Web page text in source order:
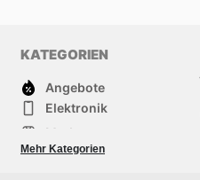
KATEGORIEN
Angebote
Elektronik
Mode
Baumarkt
Mehr Kategorien